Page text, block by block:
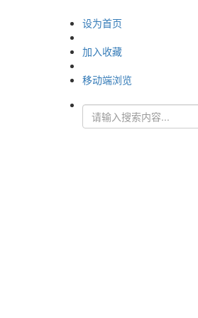
设为首页
加入收藏
移动端浏览